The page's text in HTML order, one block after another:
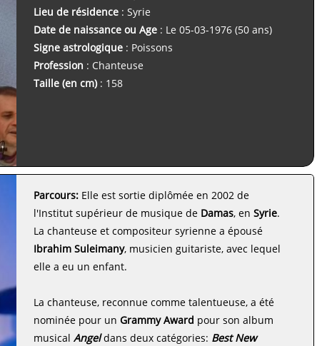
Lieu de résidence : Syrie
Date de naissance ou Age : Le 05-03-1976 (50 ans)
Signe astrologique : Poissons
Profession : Chanteuse
Taille (en cm): 158
Parcours: Elle est sortie diplômée en 2002 de
l'Institut supérieur de musique de Damas, en Syrie.
La chanteuse et compositeur syrienne a épousé
Ibrahim Suleimany, musicien guitariste, avec lequel
elle a eu un enfant.
La chanteuse, reconnue comme talentueuse, a été
nominée pour un Grammy Award pour son album
musical Angeldans deux catégories: Best New